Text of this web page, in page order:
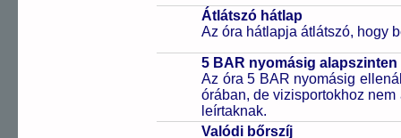
Átlátszó hátlap
Az óra hátlapja átlátszó, hogy
5 BAR nyomásig alapszinten
Az óra 5 BAR nyomásig
órában, de vizisportokhoz
leírtaknak.
Valódi bőrszíj